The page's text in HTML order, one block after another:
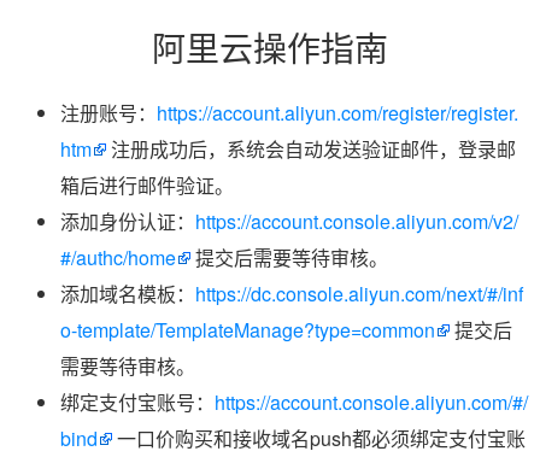
阿里云操作指南
注册账号： https://account.aliyun.com/register/register.
htm
注册成功后，系统会自动发送验证邮件，登录邮
箱后进行邮件验证。
添加身份认证： https://account.console.aliyun.com/v2/
#/authc/home
提交后需要等待审核。
添加域名模板： https://dc.console.aliyun.com/next/#/inf
o-template/TemplateManage?type=common
提交后
需要等待审核。
绑定支付宝账号： https://account.console.aliyun.com/#/
bind
一口价购买和接收域名push都必须绑定支付宝账